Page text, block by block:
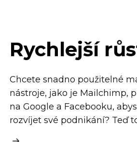
Rychlejší
Chcete snadno použitelné
nástroje, jako je Mailchimp,
na Google a Facebooku,
rozvíjet své podnikání? Teď